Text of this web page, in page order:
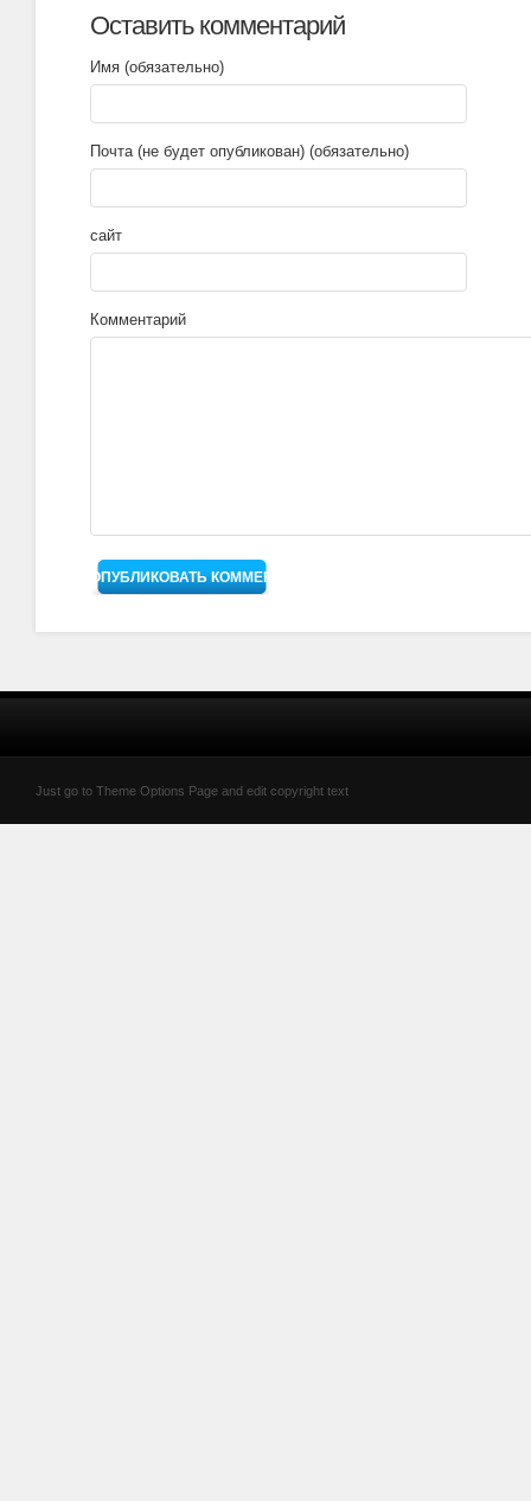
Оставить комментарий
Имя (обязательно)
Почта (не будет опубликован) (обязательно)
сайт
Комментарий
Just go to Theme Options Page and edit copyright text